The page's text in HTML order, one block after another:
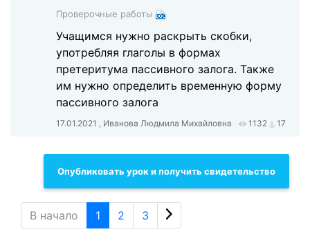
Проверочные работы
Учащимся нужно раскрыть скобки,
употребляя глаголы в формах
претеритума пассивного залога. Также
им нужно определить временную форму
пассивного залога
17.01.2021 , Иванова Людмила Михайловна 1132 17
Опубликовать урок и получить свидетельство
В начало 1 2 3